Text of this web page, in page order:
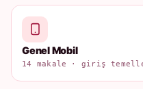
Genel Mobil
14 makale · giriş